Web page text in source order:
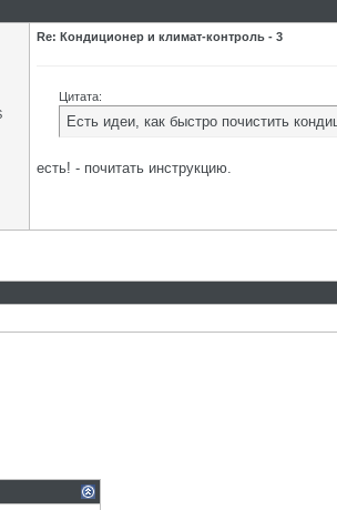
Re: Кондиционер и климат-контроль - 3
Цитата:
Есть идеи, как быстро почистить
есть! - почитать инструкцию.